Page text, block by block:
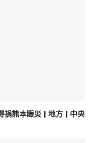
捐熊本賑災 | 地方 | 中央